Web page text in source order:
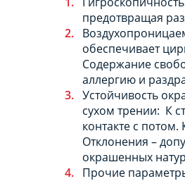
предотвращая
обеспечивает
Содержание
аллергию и
Устойчивость
сухом трении: К
контакте с
Отклонения –
окрашенных
Прочие